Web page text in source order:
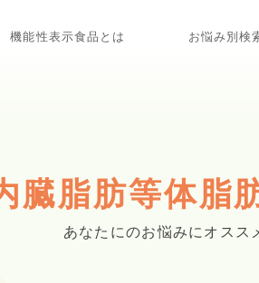
機能性表示食品とは お悩み別検
臓脂肪等体脂
あなたにのお悩みにオスス